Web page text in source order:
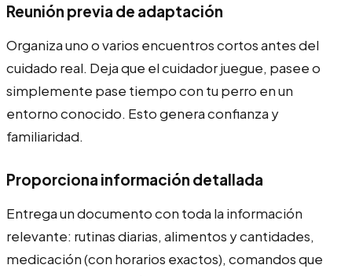
Reunión previa de adaptación
Organiza uno o varios encuentros cortos antes del
cuidado real. Deja que el cuidador juegue, pasee o
simplemente pase tiempo con tu perro en un
entorno conocido. Esto genera confianza y
familiaridad.
Proporciona información detallada
Entrega un documento con toda la información
relevante: rutinas diarias, alimentos y cantidades,
medicación (con horarios exactos), comandos que